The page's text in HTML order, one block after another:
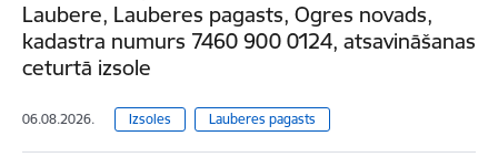
Laubere, Lauberes pagasts, Ogres novads,
kadastra numurs 7460 900 0124, atsavināšanas
ceturtā izsole
06.08.2026. Izsoles Lauberes pagasts